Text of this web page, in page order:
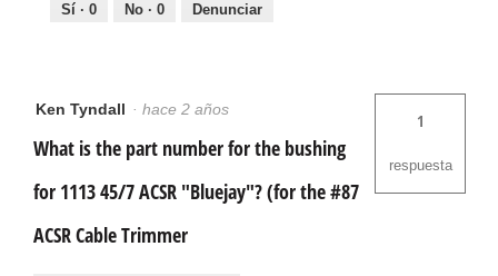
Sí · 0 No · 0 Denunciar
Ken Tyndall · hace 2 años
What is the part number for the bushing
for 1113 45/7 ACSR "Bluejay"? (for the #87
ACSR Cable Trimmer
1
respuesta